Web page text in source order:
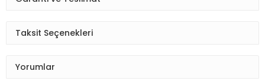
Taksit Seçenekleri
Yorumlar